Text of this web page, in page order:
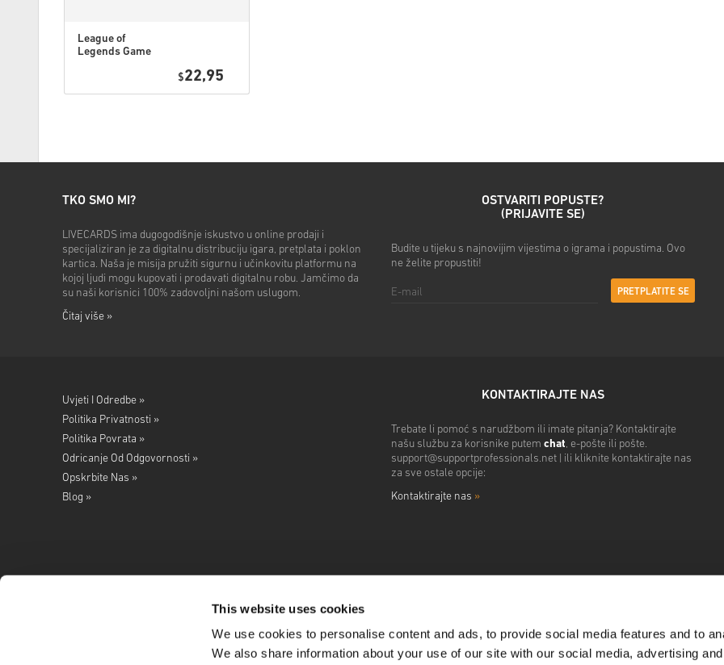
This website uses cookies
We use cookies to personalise content and ads, to provide social media features and to
We also share information about your use of our site with our social media, advertising
League of
Legends Game
$22,95
TKO SMO MI?
LIVECARDS ima dugogodišnje iskustvo u online prodaji i
specijaliziran je za digitalnu distribuciju igara, pretplata i poklon
kartica. Naša je misija pružiti sigurnu i učinkovitu platformu na
kojoj ljudi mogu kupovati i prodavati digitalnu robu. Jamčimo da
su naši korisnici 100% zadovoljni našom uslugom.
Čitaj više »
OSTVARITI POPUSTE?
(PRIJAVITE SE)
Budite u tijeku s najnovijim vijestima o igrama i popustima. Ovo
ne želite propustiti!
PRETPLATITE SE
Uvjeti I Odredbe »
Politika Privatnosti »
Politika Povrata »
Odricanje Od Odgovornosti »
Opskrbite Nas »
Blog »
KONTAKTIRAJTE NAS
Trebate li pomoć s narudžbom ili imate pitanja? Kontaktirajte
našu službu za korisnike putem chat, e-pošte ili pošte.
support@supportprofessionals.net| ili kliknite kontaktirajte nas
za sve ostale opcije:
Kontaktirajte nas »